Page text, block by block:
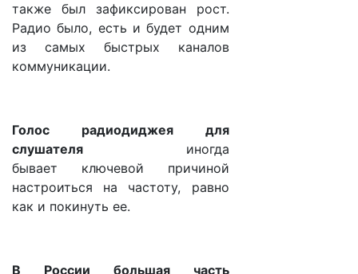
также был зафиксирован рост.
Радио было, есть и будет одним
из самых быстрых каналов
коммуникации.
Голос радиодиджея для
слушателя иногда
бывает ключевой причиной
настроиться на частоту, равно
как и покинуть ее.
В России большая часть